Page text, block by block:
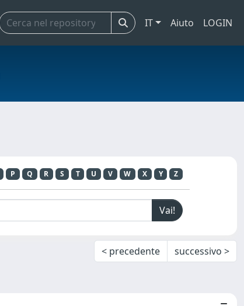
IT Aiuto LOGIN
P Q R S T U V W X Y Z
< precedente successivo >